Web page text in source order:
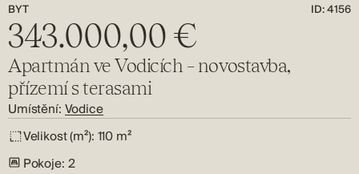
BYT
ID: 4156
343.000,00 €
Apartmán ve Vodicích – novostavba,
přízemí s terasami
Umístění: Vodice
Velikost (m²): 110 m²
Pokoje: 2